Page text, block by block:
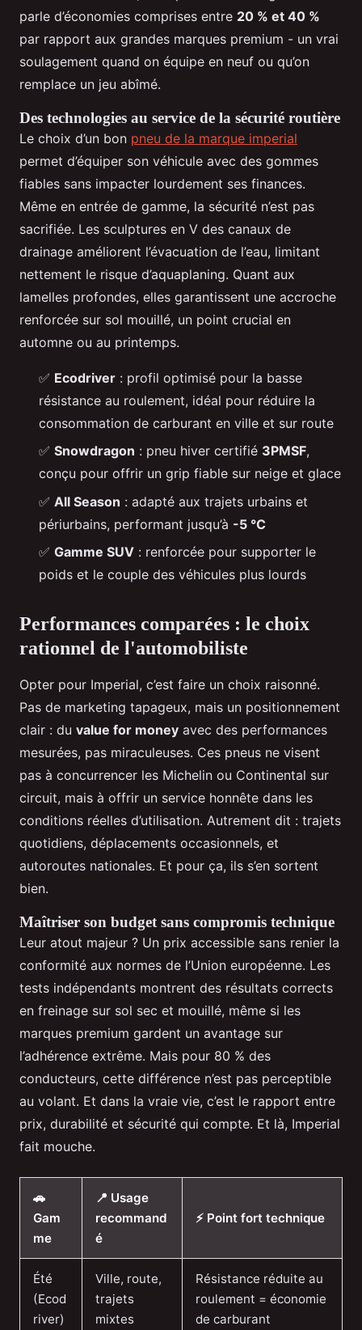
parle d’économies comprises entre 20 % et 40 %
par rapport aux grandes marques premium - un vrai
soulagement quand on équipe en neuf ou qu’on
remplace un jeu abîmé.
Des technologies au service de la sécurité routière
Le choix d’un bon pneu de la marque imperial
permet d’équiper son véhicule avec des gommes
fiables sans impacter lourdement ses finances.
Même en entrée de gamme, la sécurité n’est pas
sacrifiée. Les sculptures en V des canaux de
drainage améliorent l’évacuation de l’eau, limitant
nettement le risque d’aquaplaning. Quant aux
lamelles profondes, elles garantissent une accroche
renforcée sur sol mouillé, un point crucial en
automne ou au printemps.
✅ Ecodriver : profil optimisé pour la basse
résistance au roulement, idéal pour réduire la
consommation de carburant en ville et sur route
✅ Snowdragon : pneu hiver certifié 3PMSF,
conçu pour offrir un grip fiable sur neige et glace
✅ All Season : adapté aux trajets urbains et
périurbains, performant jusqu’à -5 °C
✅ Gamme SUV : renforcée pour supporter le
poids et le couple des véhicules plus lourds
Performances comparées : le choix
rationnel de l'automobiliste
Opter pour Imperial, c’est faire un choix raisonné.
Pas de marketing tapageux, mais un positionnement
clair : du value for money avec des performances
mesurées, pas miraculeuses. Ces pneus ne visent
pas à concurrencer les Michelin ou Continental sur
circuit, mais à offrir un service honnête dans les
conditions réelles d’utilisation. Autrement dit : trajets
quotidiens, déplacements occasionnels, et
autoroutes nationales. Et pour ça, ils s’en sortent
bien.
Maîtriser son budget sans compromis technique
Leur atout majeur ? Un prix accessible sans renier la
conformité aux normes de l’Union européenne. Les
tests indépendants montrent des résultats corrects
en freinage sur sol sec et mouillé, même si les
marques premium gardent un avantage sur
l’adhérence extrême. Mais pour 80 % des
conducteurs, cette différence n’est pas perceptible
au volant. Et dans la vraie vie, c’est le rapport entre
prix, durabilité et sécurité qui compte. Et là, Imperial
fait mouche.
🚗
Gam
me
📍 Usage
recommand
é
⚡ Point fort technique
Été
(Ecod
river)
Ville, route,
trajets
mixtes
Résistance réduite au
roulement = économie
de carburant